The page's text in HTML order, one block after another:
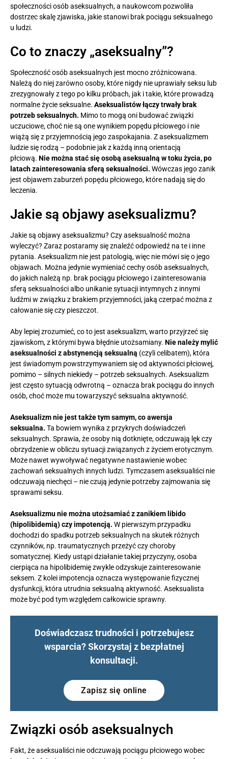
społeczności osób aseksualnych, a naukowcom pozwoliła
dostrzec skalę zjawiska, jakie stanowi brak pociągu seksualnego
u ludzi.
Co to znaczy „aseksualny”?
Społeczność osób aseksualnych jest mocno zróżnicowana.
Należą do niej zarówno osoby, które nigdy nie uprawiały seksu lub
zrezygnowały z tego po kilku próbach, jak i takie, które prowadzą
normalne życie seksualne. Aseksualistów łączy trwały brak
potrzeb seksualnych. Mimo to mogą oni budować związki
uczuciowe, choć nie są one wynikiem popędu płciowego i nie
wiążą się z przyjemnością jego zaspokajania. Z aseksualizmem
ludzie się rodzą – podobnie jak z każdą inną orientacją
płciową. Nie można stać się osobą aseksualną w toku życia, po
latach zainteresowania sferą seksualności. Wówczas jego zanik
jest objawem zaburzeń popędu płciowego, które nadają się do
leczenia.
Jakie są objawy aseksualizmu?
Jakie są objawy aseksualizmu? Czy aseksualność można
wyleczyć? Zaraz postaramy się znaleźć odpowiedź na te i inne
pytania. Aseksualizm nie jest patologią, więc nie mówi się o jego
objawach. Można jedynie wymieniać cechy osób aseksualnych,
do jakich należą np. brak pociągu płciowego i zainteresowania
sferą seksualności albo unikanie sytuacji intymnych z innymi
ludźmi w związku z brakiem przyjemności, jaką czerpać można z
całowanie się czy pieszczot.
Aby lepiej zrozumieć, co to jest aseksualizm, warto przyjrzeć się
zjawiskom, z którymi bywa błędnie utożsamiany. Nie należy mylić
aseksualności z abstynencją seksualną (czyli celibatem), która
jest świadomym powstrzymywaniem się od aktywności płciowej,
pomimo – silnych niekiedy – potrzeb seksualnych. Aseksualizm
jest często sytuacją odwrotną – oznacza brak pociągu do innych
osób, choć może mu towarzyszyć seksualna aktywność.
Aseksualizm nie jest także tym samym, co awersja
seksualna. Ta bowiem wynika z przykrych doświadczeń
seksualnych. Sprawia, że osoby nią dotknięte, odczuwają lęk czy
obrzydzenie w obliczu sytuacji związanych z życiem erotycznym.
Może nawet wywoływać negatywne nastawienie wobec
zachowań seksualnych innych ludzi. Tymczasem aseksualiści nie
odczuwają niechęci – nie czują jedynie potrzeby zajmowania się
sprawami seksu.
Aseksualizmu nie można utożsamiać z zanikiem libido
(hipolibidemią) czy impotencją. W pierwszym przypadku
dochodzi do spadku potrzeb seksualnych na skutek różnych
czynników, np. traumatycznych przeżyć czy choroby
somatycznej. Kiedy ustąpi działanie takiej przyczyny, osoba
cierpiąca na hipolibidemię zwykle odzyskuje zainteresowanie
seksem. Z kolei impotencja oznacza występowanie fizycznej
dysfunkcji, która utrudnia seksualną aktywność. Aseksualista
może być pod tym względem całkowicie sprawny.
Doświadczasz trudności i potrzebujesz
wsparcia? Skorzystaj z bezpłatnej
konsultacji.
Zapisz się online
Związki osób aseksualnych
Fakt, że aseksualiści nie odczuwają pociągu płciowego wobec